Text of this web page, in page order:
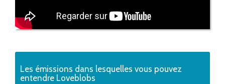
Les émissions dans lesquelles vous pouvez
entendre Loveblobs